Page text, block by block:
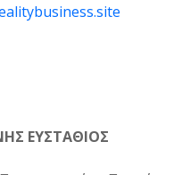
ΕΥΣΤΑΘΙΟΣ